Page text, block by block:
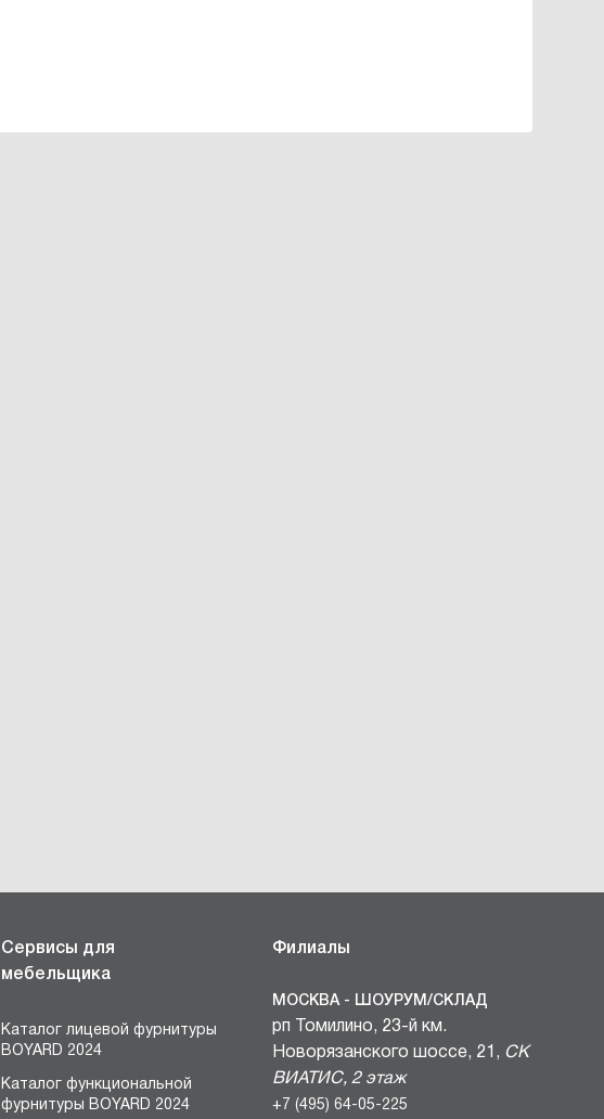
Сервисы для
мебельщика
Каталог лицевой фурнитуры
BOYARD 2024
Каталог функциональной
фурнитуры BOYARD 2024
Филиалы
МОСКВА - ШОУРУМ/СКЛАД
рп Томилино, 23-й км.
Новорязанского шоссе, 21, СК
ВИАТИС, 2 этаж
+7 (495) 64-05-225